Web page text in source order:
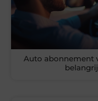
Auto abonnement